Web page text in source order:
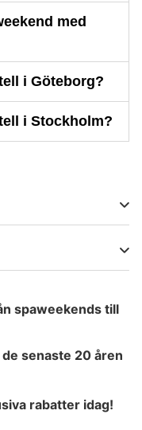
med
i Göteborg?
i Stockholm?
spaweekends till
senaste 20 åren
rabatter idag!